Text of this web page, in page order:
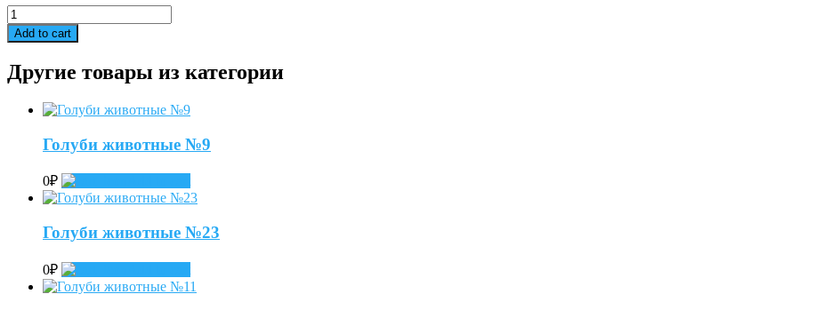
Голуби
животные
№98
Add to cart
Другие товары из категории
Голуби животные №9
0₽
Голуби животные №23
0₽